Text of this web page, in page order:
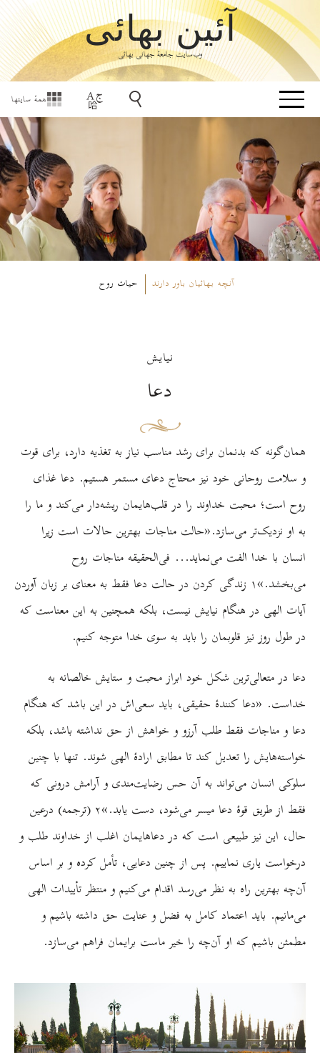
آئین بهائی
وب‌سایت جامعۀ جهانی بهائی
همهٔ سایتها
آنچه بهائیان باور دارند حیات روح
نیایش
دعا
همان‌گونه که بدنمان برای رشد مناسب نیاز به تغذیه دارد، برای قوت
و سلامت روحانی خود نیز محتاج دعای مستمر هستیم. دعا غذای
روح است؛ محبت خداوند را در قلب‌هایمان ریشه‌دار می‌کند و ما را
به او نزدیک‌تر می‌سازد.«حالت مناجات بهترین حالات است زیرا
انسان با خدا الفت می‌نماید... فی‌الحقیقه مناجات روح
می‌بخشد.»۱ زندگی کردن در حالت دعا فقط به معنای بر زبان آوردن
آیات الهی در هنگام نیایش نیست، بلکه همچنین به این معناست که
در طول روز نيز قلوبمان را باید به سوی خدا متوجه کنیم.
دعا در متعالی‌ترین شکل خود ابراز محبت و ستایش خالصانه به
خداست. «دعا کنندۀ حقیقی، باید سعی‌اش در این باشد که هنگام
دعا و مناجات فقط طلب آرزو و خواهش از حق نداشته باشد، بلکه
خواسته‌هایش را تعدیل کند تا مطابق ارادۀ الهی شوند. تنها با چنین
سلوکی انسان می‌تواند به آن حس رضایت‌مندی و آرامش درونی که
فقط از طریق قوۀ دعا میسر می‌شود، دست یابد.»۲ (ترجمه) درعین
حال، این نیز طبیعی است که در دعاهایمان اغلب از خداوند طلب و
درخواست یاری نماییم. پس از چنین دعایی، تأمل کرده و بر اساس
آن‌چه بهترین راه به نظر می‌رسد اقدام می‌کنیم و منتظر تأییدات الهی
می‌مانیم. باید اعتماد کامل به فضل و عنایت حق داشته باشیم و
مطمئن باشیم که او آن‌چه را خیر ماست برایمان فراهم می‌سازد.